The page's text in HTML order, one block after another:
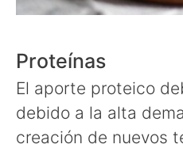
Proteínas
El aporte proteico
debido a la alta
creación de nuevos